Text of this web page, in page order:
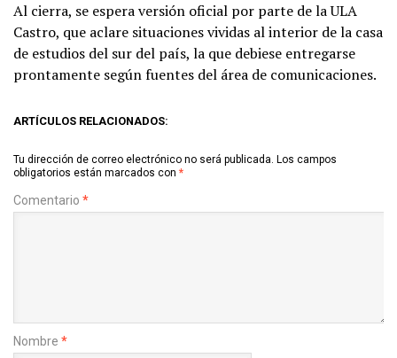
Al cierra, se espera versión oficial por parte de la ULA
Castro, que aclare situaciones vividas al interior de la casa
de estudios del sur del país, la que debiese entregarse
prontamente según fuentes del área de comunicaciones.
ARTÍCULOS RELACIONADOS:
Tu dirección de correo electrónico no será publicada. Los campos
obligatorios están marcados con *
Comentario *
Nombre *